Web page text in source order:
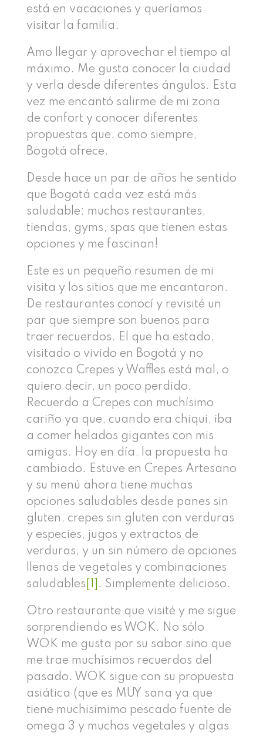
está en vacaciones y queríamos
visitar la familia.
Amo llegar y aprovechar el tiempo al
máximo. Me gusta conocer la ciudad
y verla desde diferentes ángulos. Esta
vez me encantó salirme de mi zona
de confort y conocer diferentes
propuestas que, como siempre,
Bogotá ofrece.
Desde hace un par de años he sentido
que Bogotá cada vez está más
saludable: muchos restaurantes,
tiendas, gyms, spas que tienen estas
opciones y me fascinan!
Este es un pequeño resumen de mi
visita y los sitios que me encantaron.
De restaurantes conocí y revisité un
par que siempre son buenos para
traer recuerdos. El que ha estado,
visitado o vivido en Bogotá y no
conozca Crepes y Waffles está mal, o
quiero decir, un poco perdido.
Recuerdo a Crepes con muchísimo
cariño ya que, cuando era chiqui, iba
a comer helados gigantes con mis
amigas. Hoy en día, la propuesta ha
cambiado. Estuve en Crepes Artesano
y su menú ahora tiene muchas
opciones saludables desde panes sin
gluten, crepes sin gluten con verduras
y especies, jugos y extractos de
verduras, y un sin número de opciones
llenas de vegetales y combinaciones
saludables
. Simplemente delicioso.
Otro restaurante que visité y me sigue
sorprendiendo es WOK. No sólo
WOK me gusta por su sabor sino que
me trae muchísimos recuerdos del
pasado. WOK sigue con su propuesta
asiática (que es MUY sana ya que
tiene muchisimimo pescado fuente de
omega 3 y muchos vegetales y algas